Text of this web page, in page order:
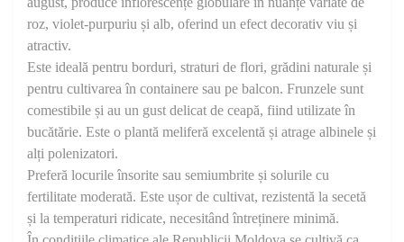
roz, violet-purpuriu și alb, oferind un efect decorativ viu și
atractiv.
Este ideală pentru borduri, straturi de flori, grădini naturale și
pentru cultivarea în containere sau pe balcon. Frunzele sunt
comestibile și au un gust delicat de ceapă, fiind utilizate în
bucătărie. Este o plantă meliferă excelentă și atrage albinele și
alți polenizatori.
Preferă locurile însorite sau semiumbrite și solurile cu
fertilitate moderată. Este ușor de cultivat, rezistentă la secetă
și la temperaturi ridicate, necesitând întreținere minimă.